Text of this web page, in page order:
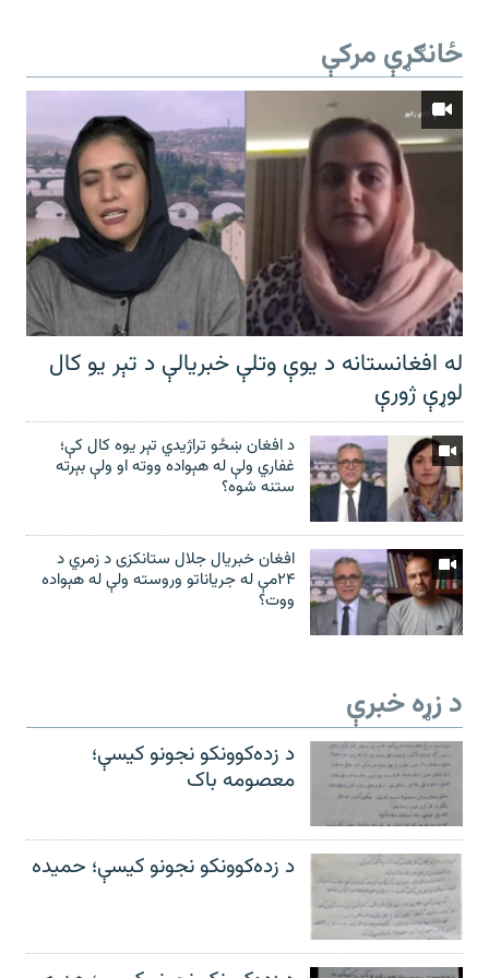
ځانګړې مرکې
له افغانستانه د یوې وتلې خبریالې د تېر يو کال
لوړې ژورې
د افغان ښځو تراژیدي تېر یوه کال کې؛
غفاري ولې له هېواده ووته او ولې بېرته
ستنه شوه؟
افغان خبریال جلال ستانکزی د زمري د
۲۴مې له جریاناتو وروسته ولې له هېواده
ووت؟
د زړه خبرې
د زده‌کوونکو نجونو کیسې؛
معصومه باک
د زده‌کوونکو نجونو کیسې؛ حمیده